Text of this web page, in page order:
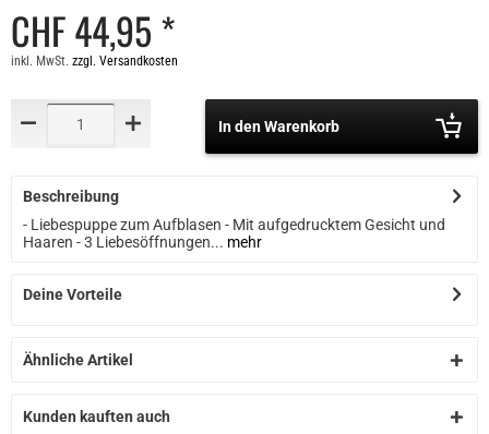
CHF 44,95 *
inkl. MwSt. zzgl. Versandkosten
In den Warenkorb
Beschreibung
- Liebespuppe zum Aufblasen - Mit aufgedrucktem Gesicht und
Haaren - 3 Liebesöffnungen... mehr
Deine Vorteile
Ähnliche Artikel
Kunden kauften auch